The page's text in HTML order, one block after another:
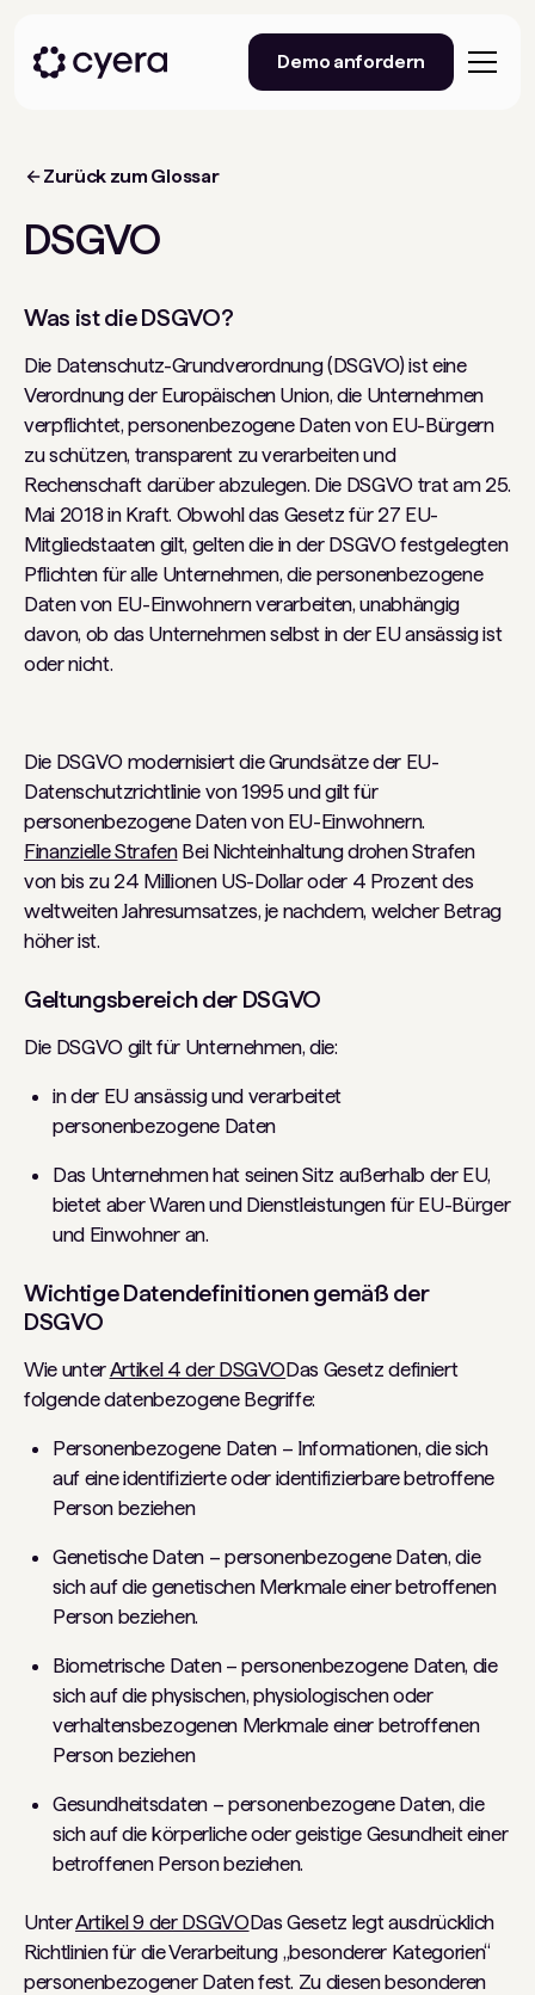
Demo anfordern
Zurück zum Glossar
DSGVO
Was ist die DSGVO?
Die Datenschutz-Grundverordnung (DSGVO) ist eine
Verordnung der Europäischen Union, die Unternehmen
verpflichtet, personenbezogene Daten von EU-Bürgern
zu schützen, transparent zu verarbeiten und
Rechenschaft darüber abzulegen. Die DSGVO trat am 25.
Mai 2018 in Kraft. Obwohl das Gesetz für 27 EU-
Mitgliedstaaten gilt, gelten die in der DSGVO festgelegten
Pflichten für alle Unternehmen, die personenbezogene
Daten von EU-Einwohnern verarbeiten, unabhängig
davon, ob das Unternehmen selbst in der EU ansässig ist
oder nicht.
Die DSGVO modernisiert die Grundsätze der EU-
Datenschutzrichtlinie von 1995 und gilt für
personenbezogene Daten von EU-Einwohnern.
Finanzielle StrafenBei Nichteinhaltung drohen Strafen
von bis zu 24 Millionen US-Dollar oder 4 Prozent des
weltweiten Jahresumsatzes, je nachdem, welcher Betrag
höher ist.
Geltungsbereich der DSGVO
Die DSGVO gilt für Unternehmen, die:
in der EU ansässig und verarbeitet
personenbezogene Daten
Das Unternehmen hat seinen Sitz außerhalb der EU,
bietet aber Waren und Dienstleistungen für EU-Bürger
und Einwohner an.
Wichtige Datendefinitionen gemäß der
DSGVO
Wie unterArtikel 4 der DSGVODas Gesetz definiert
folgende datenbezogene Begriffe:
Personenbezogene Daten – Informationen, die sich
auf eine identifizierte oder identifizierbare betroffene
Person beziehen
Genetische Daten – personenbezogene Daten, die
sich auf die genetischen Merkmale einer betroffenen
Person beziehen.
Biometrische Daten – personenbezogene Daten, die
sich auf die physischen, physiologischen oder
verhaltensbezogenen Merkmale einer betroffenen
Person beziehen
Gesundheitsdaten – personenbezogene Daten, die
sich auf die körperliche oder geistige Gesundheit einer
betroffenen Person beziehen.
UnterArtikel 9 der DSGVODas Gesetz legt ausdrücklich
Richtlinien für die Verarbeitung „besonderer Kategorien“
personenbezogener Daten fest. Zu diesen besonderen